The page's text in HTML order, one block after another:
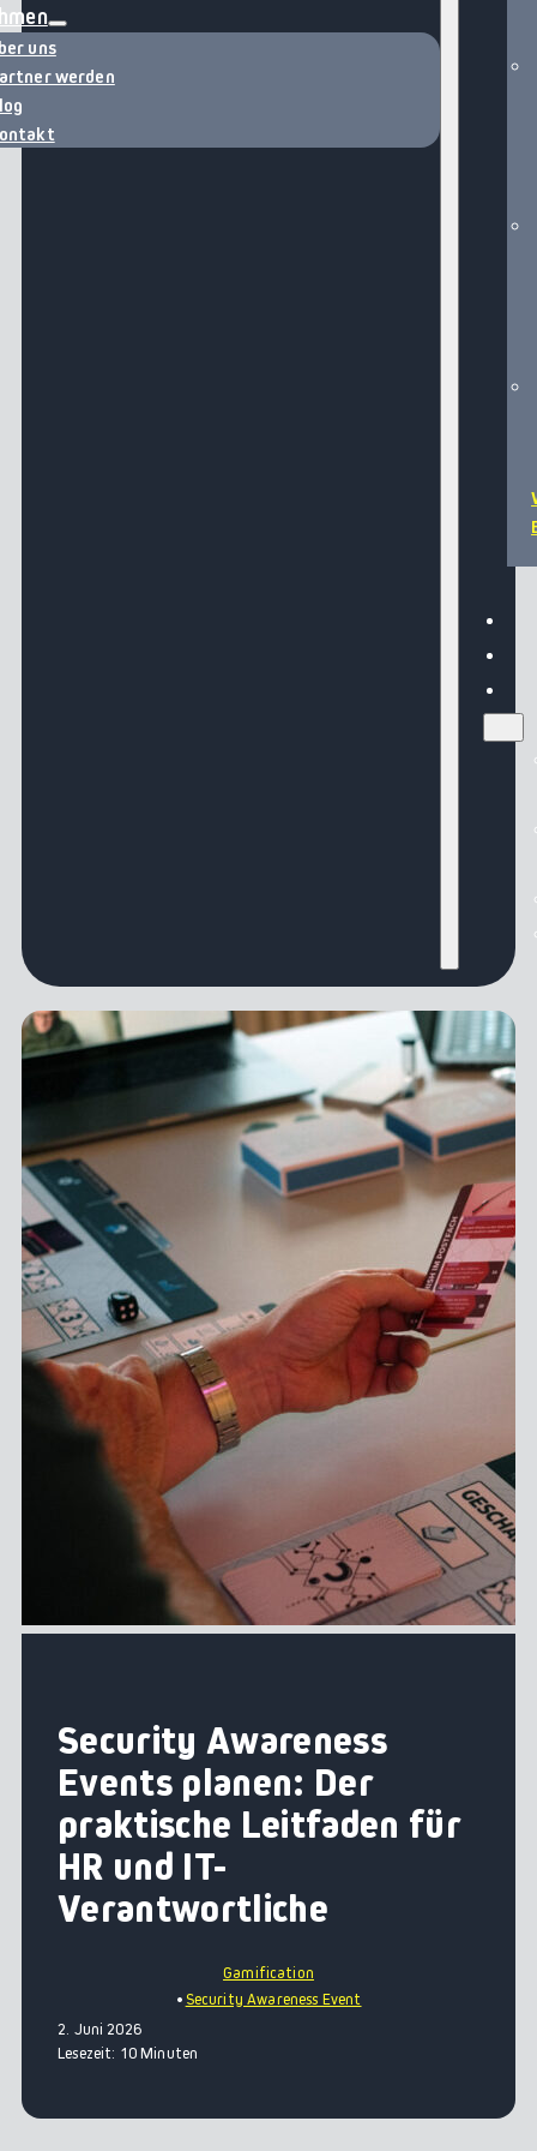
uns
werden
Security Awareness
Events planen: Der
praktische Leitfaden für
HR und IT-
Verantwortliche
Gamification
Security Awareness Event
2. Juni 2026
Lesezeit: 10 Minuten